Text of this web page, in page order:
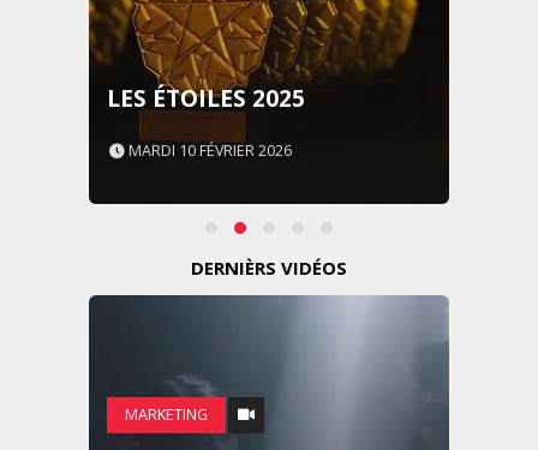
LES ÉTOILES 2025
MARDI 10 FÉVRIER 2026
DERNIÈRS VIDÉOS
MARKETING